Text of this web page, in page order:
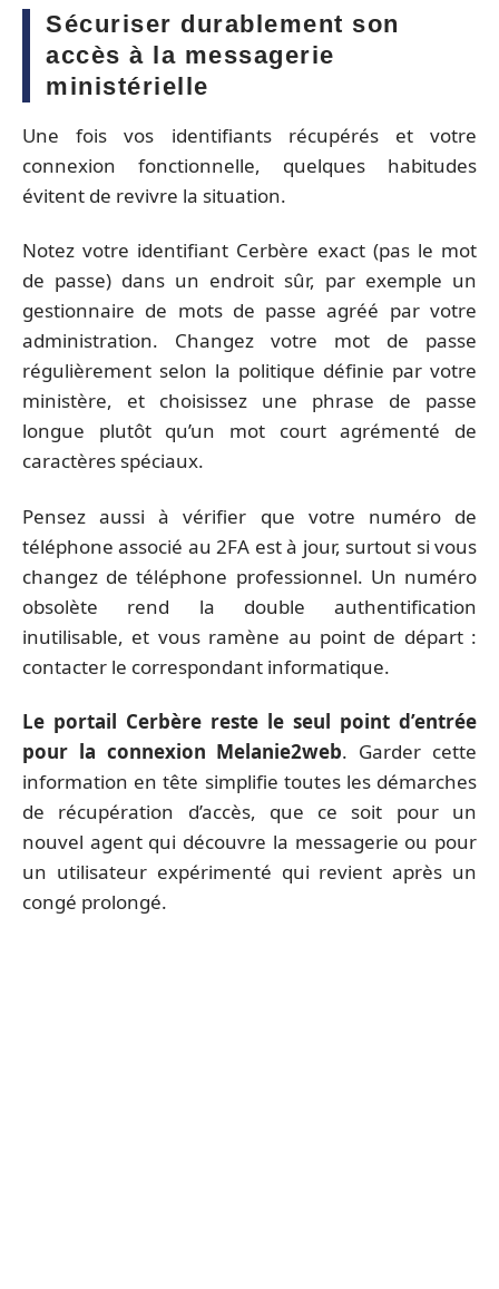
Sécuriser durablement son
accès à la messagerie
ministérielle
Une fois vos identifiants récupérés et votre
connexion fonctionnelle, quelques habitudes
évitent de revivre la situation.
Notez votre identifiant Cerbère exact (pas le mot
de passe) dans un endroit sûr, par exemple un
gestionnaire de mots de passe agréé par votre
administration. Changez votre mot de passe
régulièrement selon la politique définie par votre
ministère, et choisissez une phrase de passe
longue plutôt qu’un mot court agrémenté de
caractères spéciaux.
Pensez aussi à vérifier que votre numéro de
téléphone associé au 2FA est à jour, surtout si vous
changez de téléphone professionnel. Un numéro
obsolète rend la double authentification
inutilisable, et vous ramène au point de départ :
contacter le correspondant informatique.
Le portail Cerbère reste le seul point d’entrée
pour la connexion Melanie2web. Garder cette
information en tête simplifie toutes les démarches
de récupération d’accès, que ce soit pour un
nouvel agent qui découvre la messagerie ou pour
un utilisateur expérimenté qui revient après un
congé prolongé.